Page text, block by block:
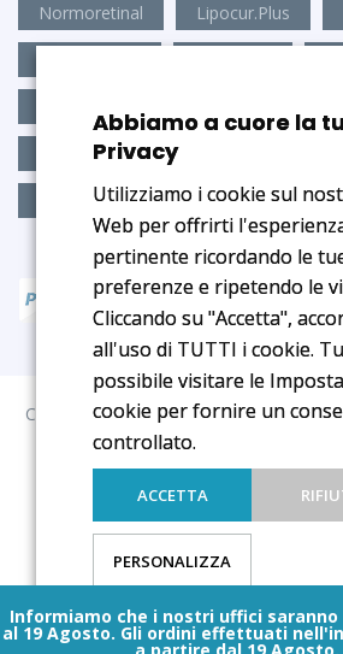
Normoretinal Lipocur.Plus
Depur.Dren-z3
Regular.Stips
Copyright © 2025 Medical Age S.r.l.
Iscritto al Registro e-commerce al nr.
Termini e Condizioni
Spedizioni e
Abbiamo a cuore la
Privacy
Utilizziamo i cookie sul
Web per offrirti
pertinente ricordando le
preferenze e ripetendo le
Cliccando su "Accetta",
all'uso di TUTTI i cookie.
possibile visitare le
cookie per fornire un
controllato.
ACCETTA
PERSONALIZZA
Informiamo che i nostri uffici
al 19 Agosto. Gli ordini effettuati